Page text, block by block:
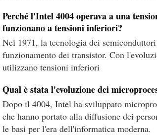
Perché l'Intel 4004 operava a una
funzionano a tensioni inferiori?
Nel 1971, la tecnologia dei
funzionamento dei transistor. Con
utilizzano tensioni inferiori
Qual è stata l'evoluzione dei
Dopo il 4004, Intel ha sviluppato
che hanno portato alla diffusione dei
le basi per l'era dell'informatica moderna.